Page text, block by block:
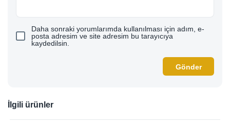
Daha sonraki yorumlarımda kullanılması için adım, e-
posta adresim ve site adresim bu tarayıcıya
kaydedilsin.
İlgili ürünler